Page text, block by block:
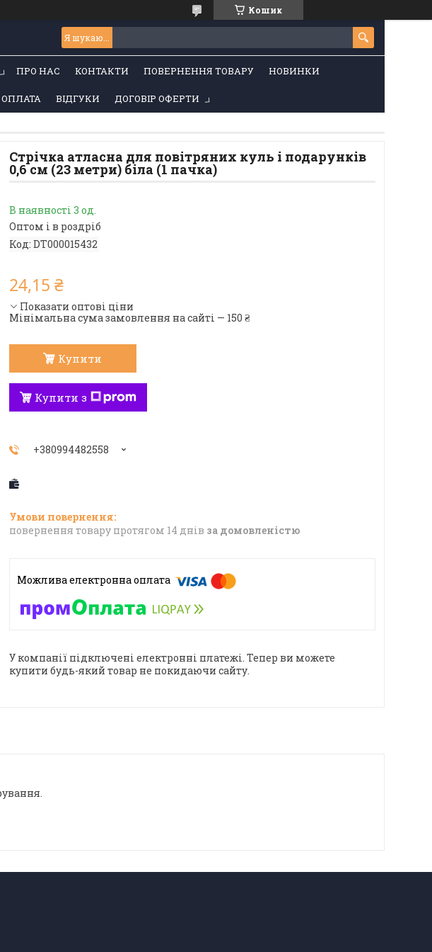
Кошик
ПРО НАС КОНТАКТИ ПОВЕРНЕННЯ ТОВАРУ НОВИНКИ
ОПЛАТА ВІДГУКИ ДОГОВІР ОФЕРТИ
Стрічка атласна для повітряних куль і подарунків
0,6 см (23 метри) біла (1 пачка)
В наявності 3 од.
Оптом і в роздріб
Код: DT000015432
24,15 ₴
Показати оптові ціни
Мінімальна сума замовлення на сайті — 150 ₴
Купити
Купити з
+380994482558
повернення товару протягом 14 днів за домовленістю
У компанії підключені електронні платежі. Тепер ви можете
купити будь-який товар не покидаючи сайту.